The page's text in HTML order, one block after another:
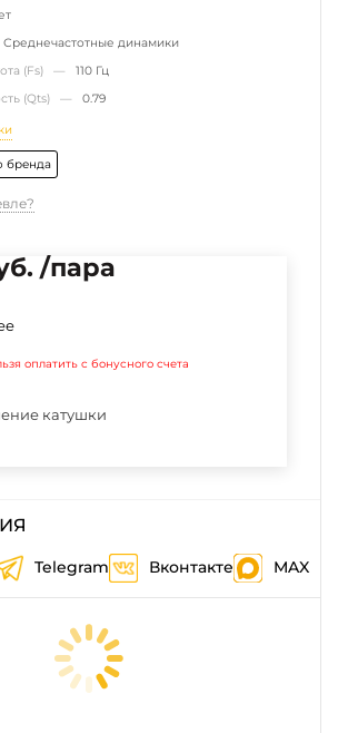
Среднечастотные динамики
(Fs) — 110 Гц
(Qts) — 0.79
бренда
/пара
оплатить с бонусного счета
катушки
Telegram Вконтакте MAX